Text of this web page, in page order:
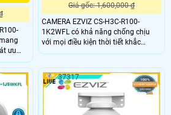
ưu
con
Giá gốc: 1,600,000 ₫
CAMERA EZVIZ CS-H3C-R100-
1K2WFL có khả năng chống chịu
với mọi điều kiện thời tiết khắc
nghiệt nhất. Cùng với đó CAMERA
trang bị anten kép, mang lại hiệu
suất làm việc luôn đảm bảo kết nối
camera mạnh, ổn định.
37317